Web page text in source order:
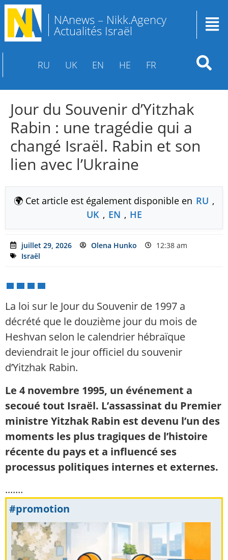
NAnews – Nikk.Agency
Actualités Israël
RU UK EN HE FR
Jour du Souvenir d’Yitzhak
Rabin : une tragédie qui a
changé Israël. Rabin et son
lien avec l’Ukraine
🌍 Cet article est également disponible en RU ,
UK , EN , HE
juillet 29, 2026 Olena Hunko
12:38 am
Israël
La loi sur le Jour du Souvenir de 1997 a
décrété que le douzième jour du mois de
Heshvan selon le calendrier hébraïque
deviendrait le jour officiel du souvenir
d’Yitzhak Rabin.
Le 4 novembre 1995, un événement a
secoué tout Israël. L’assassinat du Premier
ministre Yitzhak Rabin est devenu l’un des
moments les plus tragiques de l’histoire
récente du pays et a influencé ses
processus politiques internes et externes.
.......
#promotion